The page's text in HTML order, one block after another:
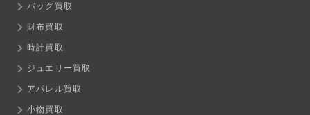
バッグ買取
財布買取
時計買取
ジュエリー買取
アパレル買取
小物買取